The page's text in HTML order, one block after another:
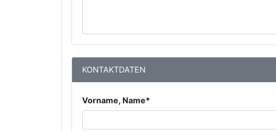
KONTAKTDATEN
Vorname, Name*